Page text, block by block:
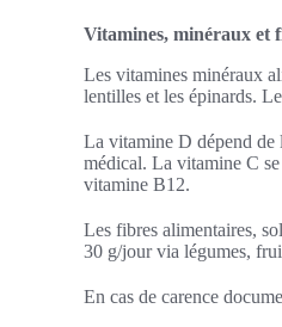
Vitamines, minéraux et
Les vitamines minéraux
lentilles et les épinards.
La vitamine D dépend de
médical. La vitamine C
vitamine B12.
Les fibres alimentaires,
30 g/jour via légumes,
En cas de carence